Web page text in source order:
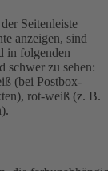
Seitenleiste
anzeigen, sind
in folgenden
schwer zu sehen:
(bei Postbox-
rot-weiß (z. B.